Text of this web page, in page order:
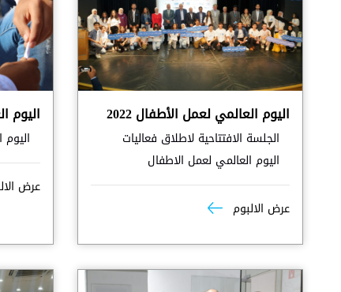
اليوم العالمي لعمل الأطفال 2022
الجلسة الافتتاحية لاطلاق فعاليات
اليوم العالمي لعمل الاطفال
عرض الالبوم
اليوم
اليوم
عرض